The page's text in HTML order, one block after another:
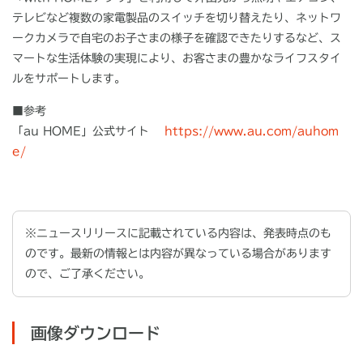
テレビなど複数の家電製品のスイッチを切り替えたり、ネットワ
ークカメラで自宅のお子さまの様子を確認できたりするなど、ス
マートな生活体験の実現により、お客さまの豊かなライフスタイ
ルをサポートします。
■参考
「au HOME」公式サイト
https://www.au.com/auhom
e/
※ニュースリリースに記載されている内容は、発表時点のも
のです。最新の情報とは内容が異なっている場合があります
ので、ご了承ください。
画像ダウンロード